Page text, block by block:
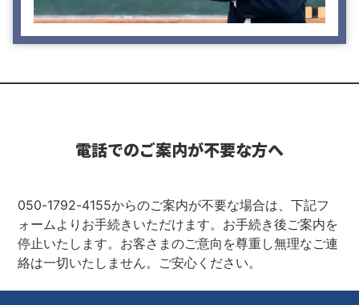
電話でのご案内が不要な方へ
050-1792-4155からのご案内が不要な場合は、下記フ
ォームよりお手続きいただけます。お手続き後ご案内を
停止いたします。お客さまのご意向を尊重し無理なご連
絡は一切いたしません。ご安心ください。